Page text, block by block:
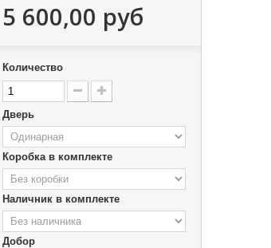
5 600,00 руб
Количество
Дверь
Коробка в комплекте
Наличник в комплекте
Добор